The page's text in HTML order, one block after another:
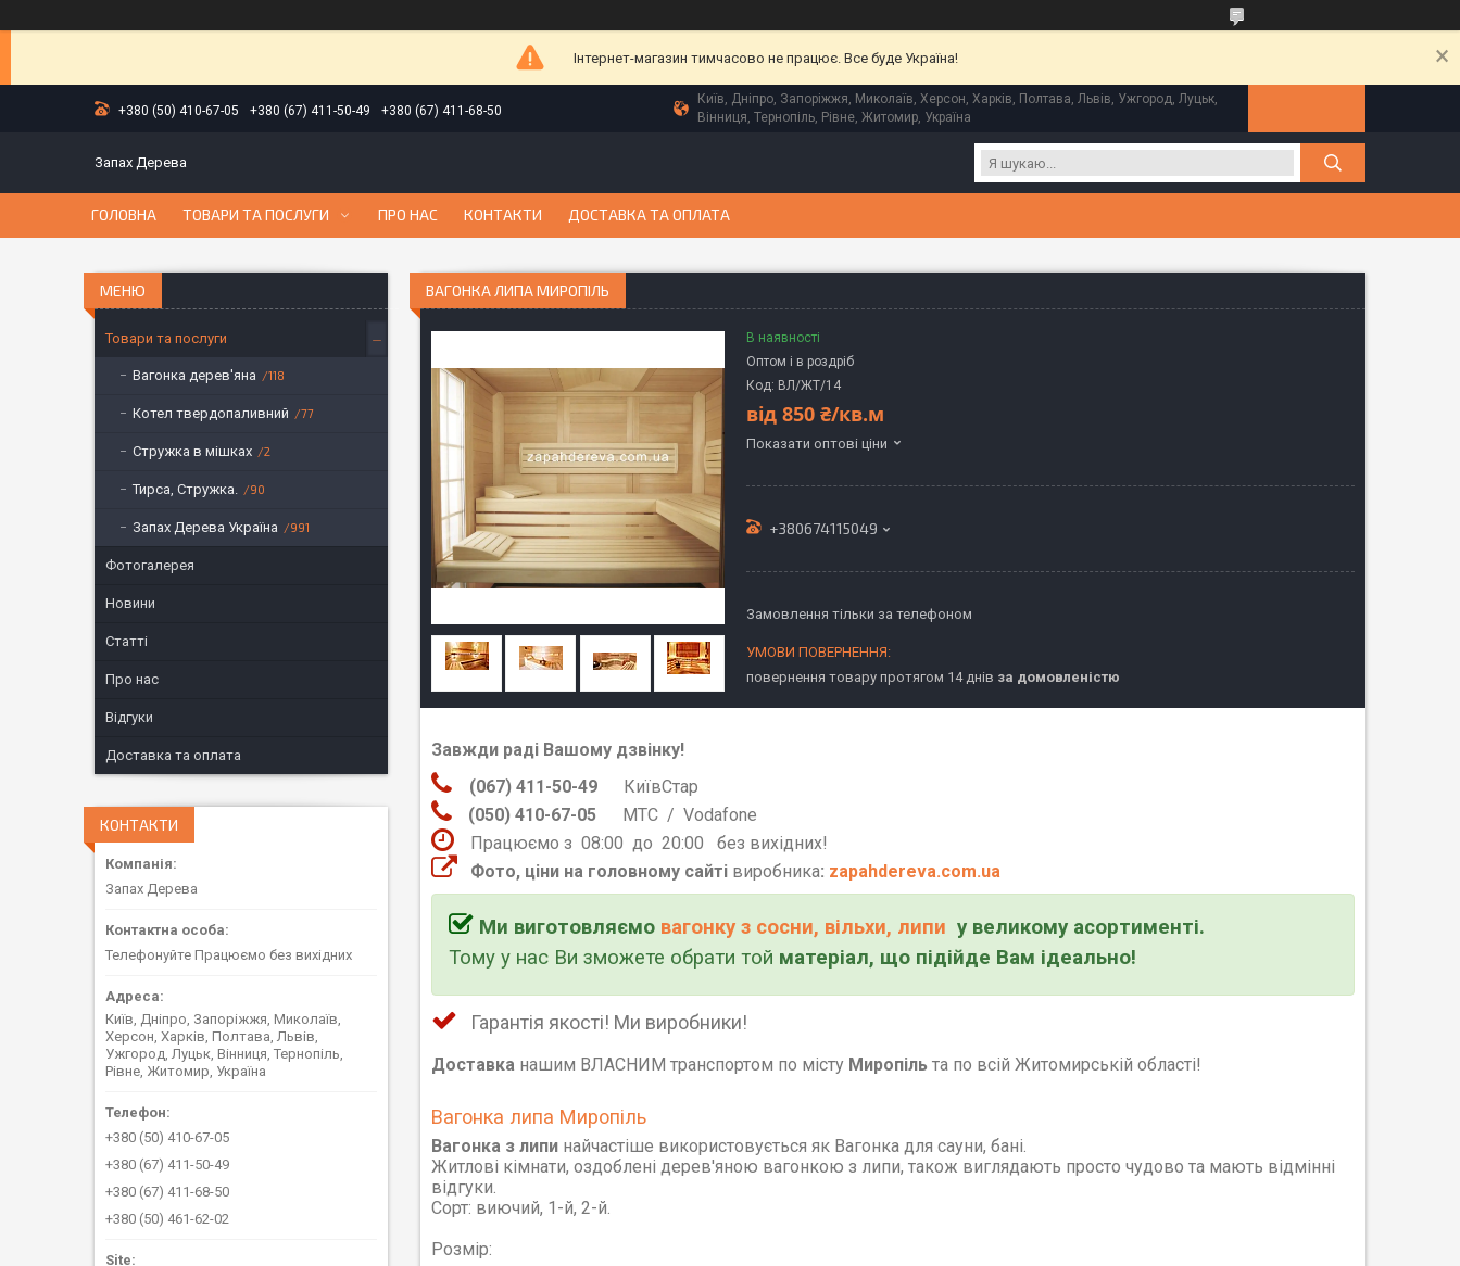
Інтернет-магазин тимчасово не працює. Все буде Україна!
+380 (50) 410-67-05 +380 (67) 411-50-49 +380 (67) 411-68-50
Київ, Дніпро, Запоріжжя, Миколаїв, Херсон, Харків, Полтава, Львів, Ужгород, Луцьк,
Вінниця, Тернопіль, Рівне, Житомир, Україна
Запах Дерева
ГОЛОВНА ТОВАРИ ТА ПОСЛУГИ ПРО НАС КОНТАКТИ ДОСТАВКА ТА ОПЛАТА
ВАГОНКА ЛИПА МИРОПІЛЬ
В наявності
Оптом і в роздріб
Код: ВЛ/ЖТ/14
від 850 ₴/кв.м
Показати оптові ціни
+380674115049
Замовлення тільки за телефоном
повернення товару протягом 14 днів за домовленістю
Завжди раді Вашому дзвінку!
(067) 411-50-49 КиївСтар
(050) 410-67-05 МТС / Vodafone
Працюємо з 08:00 до 20:00 без вихідних!
Фото, ціни на головному сайті виробника: zapahdereva.com.ua
Ми виготовляємо вагонку з сосни, вільхи, липи у великому асортименті.
Тому у нас Ви зможете обрати той матеріал, що підійде Вам ідеально!
Гарантія якості! Ми виробники!
Доставка нашим ВЛАСНИМ транспортом по місту Миропіль та по всій Житомирській області!
Вагонка липа Миропіль
Вагонка з липи найчастіше використовується як Вагонка для сауни, бані.
Житлові кімнати, оздоблені дерев'яною вагонкою з липи, також виглядають просто чудово та мають відмінні
відгуки.
Сорт: виючий, 1-й, 2-й.
Розмір:
Товари та послуги
Вагонка дерев'яна 118
Котел твердопаливний 77
Стружка в мішках 2
Тирса, Стружка. 90
Запах Дерева Україна 991
Фотогалерея
Новини
Статті
Про нас
Відгуки
Доставка та оплата
КОНТАКТИ
Запах Дерева
Телефонуйте Працюємо без вихідних
Київ, Дніпро, Запоріжжя, Миколаїв,
Херсон, Харків, Полтава, Львів,
Ужгород, Луцьк, Вінниця, Тернопіль,
Рівне, Житомир, Україна
+380 (50) 410-67-05
+380 (67) 411-50-49
+380 (67) 411-68-50
+380 (50) 461-62-02